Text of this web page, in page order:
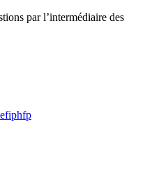
par l’intermédiaire des
fiphfp